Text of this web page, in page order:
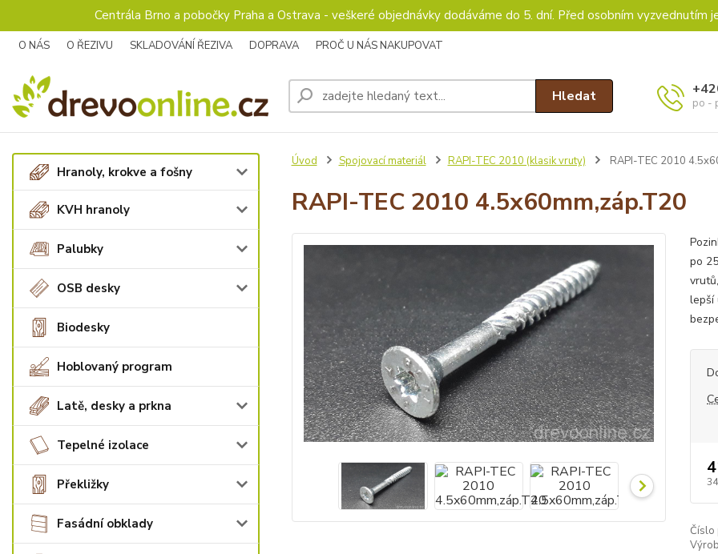
Centrála Brno a pobočky Praha a Ostrava - veškeré objednávky dodáváme do 5. dní. Před osobním vyzvednutím
O NÁS O ŘEZIVU SKLADOVÁNÍ ŘEZIVA DOPRAVA PROČ U NÁS NAKUPOVAT
Hledat po -
Hranoly, krokve a fošny
KVH hranoly
Palubky
OSB desky
Biodesky
Hoblovaný program
Latě, desky a prkna
Tepelné izolace
Překližky
Fasádní obklady
Úvod Spojovací materiál RAPI-TEC 2010 (klasik vruty) RAPI-TEC 2010
RAPI-TEC 2010 4.5x60mm,záp.T20
po
lepší
Číslo